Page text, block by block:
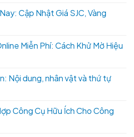
Cập Nhật Giá SJC, Vàng
Miễn Phí: Cách Khử Mờ Hiệu
Nội dung, nhân vật và thứ tự
Công Cụ Hữu Ích Cho Công